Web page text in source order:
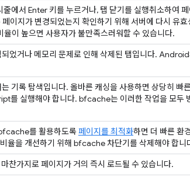
에서 Enter 키를 누르거나, 탭 닫기를 실행취소하여 페
이지가 변경되었는지 확인하기 위해 서버에 다시 유효
이 높으면 사용자가 불만족스러워할 수 있습니다.
었거나 메모리 문제로 인해 삭제된 탭입니다. Android
기록 탐색입니다. 올바른 캐싱을 사용하면 상당히 빠
를 실행해야 합니다. bfcache는 이러한 작업을 모두
를 활용하도록페이지를 최적화하면 더 빠른 환
율을 개선하기 위해 bfcache 차단기를 삭제해야 합니
찬가지로 페이지가 거의 즉시 로드될 수 있습니다.